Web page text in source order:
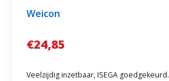
Weicon
€24,85
Veelzijdig inzetbaar, ISEGA goedgekeurd.